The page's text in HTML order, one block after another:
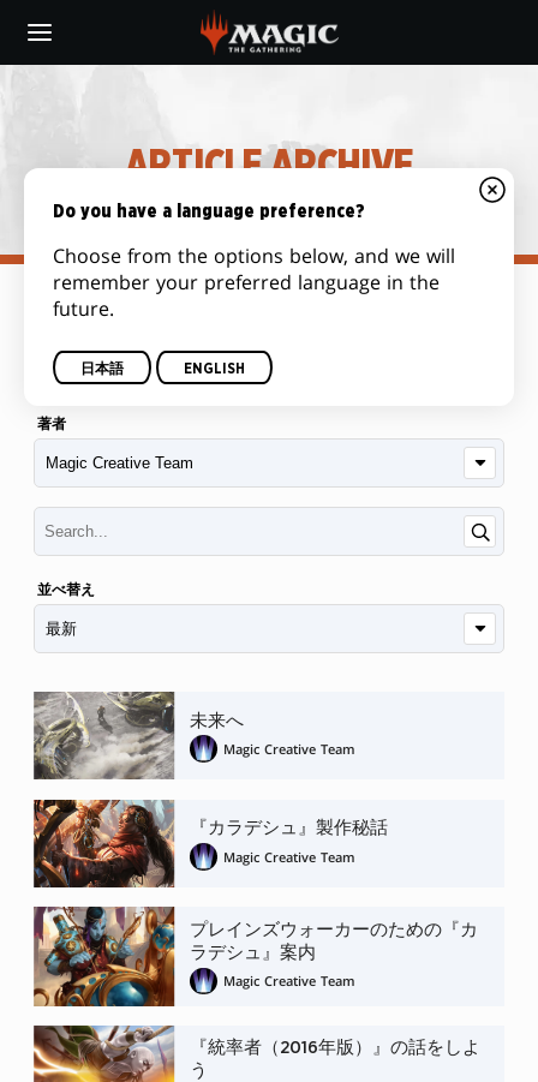
main
ARTICLE ARCHIVE
著者
並べ替え
未来へ
Magic Creative Team
『カラデシュ』製作秘話
Magic Creative Team
プレインズウォーカーのための『カ
ラデシュ』案内
Magic Creative Team
『統率者（2016年版）』の話をしよ
う
Do you have a language preference?
Choose from the options below, and we will
remember your preferred language in the
future.
日本語 ENGLISH